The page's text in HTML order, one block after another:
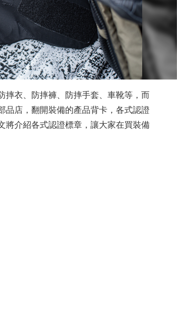
摔衣、防摔褲、防摔手套、車靴等，而
品店，翻開裝備的產品背卡，各式認證
將介紹各式認證標章，讓大家在買裝備